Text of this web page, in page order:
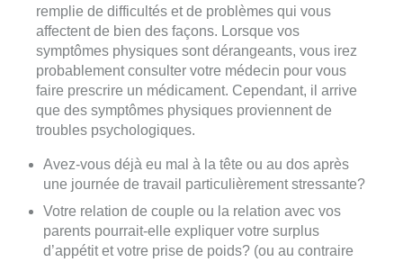
remplie de difficultés et de problèmes qui vous
affectent de bien des façons. Lorsque vos
symptômes physiques sont dérangeants, vous irez
probablement consulter votre médecin pour vous
faire prescrire un médicament. Cependant, il arrive
que des symptômes physiques proviennent de
troubles psychologiques.
Avez-vous déjà eu mal à la tête ou au dos après
une journée de travail particulièrement stressante?
Votre relation de couple ou la relation avec vos
parents pourrait-elle expliquer votre surplus
d’appétit et votre prise de poids? (ou au contraire